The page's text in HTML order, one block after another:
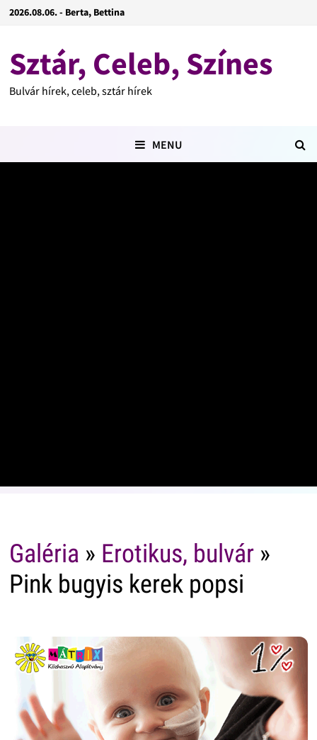
2026.08.06. - Berta, Bettina
Sztár, Celeb, Színes
Bulvár hírek, celeb, sztár hírek
MENU
Galéria » Erotikus, bulvár»
Pink bugyis kerek popsi